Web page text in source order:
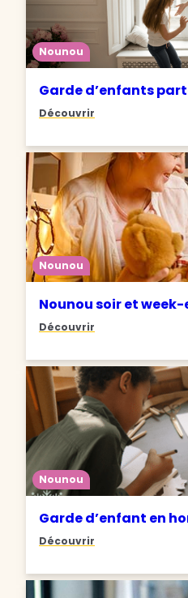
Nounou
Garde d’enfants
Découvrir
Nounou
Nounou soir et week-
Découvrir
Nounou
Garde d’enfant en
Découvrir